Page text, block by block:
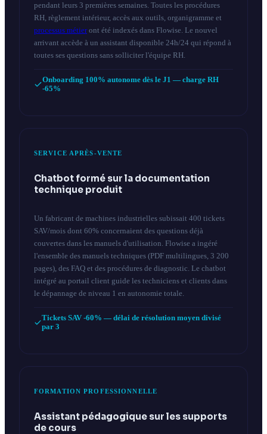
pendant leurs 3 premières semaines. Toutes les procédures
RH, règlement intérieur, accès aux outils, organigramme et
processus métieront été indexés dans Flowise. Le nouvel
arrivant accède à un assistant disponible 24h/24 qui répond à
toutes ses questions sans solliciter l'équipe RH.
Onboarding 100% autonome dès le J1 — charge RH
-65%
SERVICE APRÈS-VENTE
Chatbot formé sur la documentation
technique produit
Un fabricant de machines industrielles subissait 400 tickets
SAV/mois dont 60% concernaient des questions déjà
couvertes dans les manuels d'utilisation. Flowise a ingéré
l'ensemble des manuels techniques (PDF multilingues, 3 200
pages), des FAQ et des procédures de diagnostic. Le chatbot
intégré au portail client guide les techniciens et clients dans
le dépannage de niveau 1 en autonomie totale.
Tickets SAV -60% — délai de résolution moyen divisé
par 3
FORMATION PROFESSIONNELLE
Assistant pédagogique sur les supports
de cours